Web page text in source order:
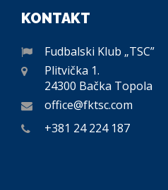
KONTAKT
Fudbalski Klub „TSC”
Plitvička 1.
24300 Bačka Topola
office@fktsc.com
+381 24 224 187